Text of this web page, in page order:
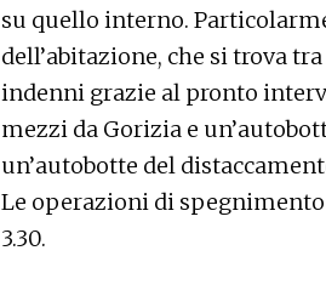
su quello interno.
dell’abitazione, che si trova
indenni grazie al pronto
mezzi da Gorizia e
un’autobotte del
Le operazioni di
3.30.